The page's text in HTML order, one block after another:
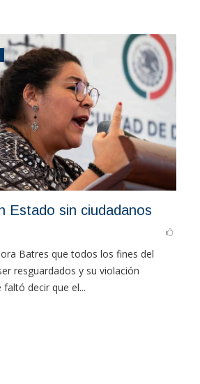
Estado sin ciudadanos
Batres que todos los fines del
resguardados y su violación
faltó decir que el...